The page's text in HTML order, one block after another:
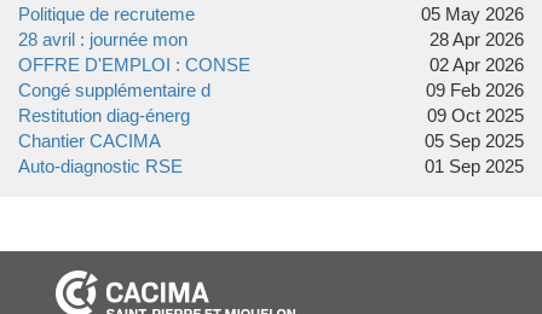
Politique de recruteme
05 May 2026
28 avril : journée mon
28 Apr 2026
OFFRE D'EMPLOI : CONSE
02 Apr 2026
Congé supplémentaire d
09 Feb 2026
Restitution diag-énerg
09 Oct 2025
Chantier CACIMA
05 Sep 2025
Auto-diagnostic RSE
01 Sep 2025